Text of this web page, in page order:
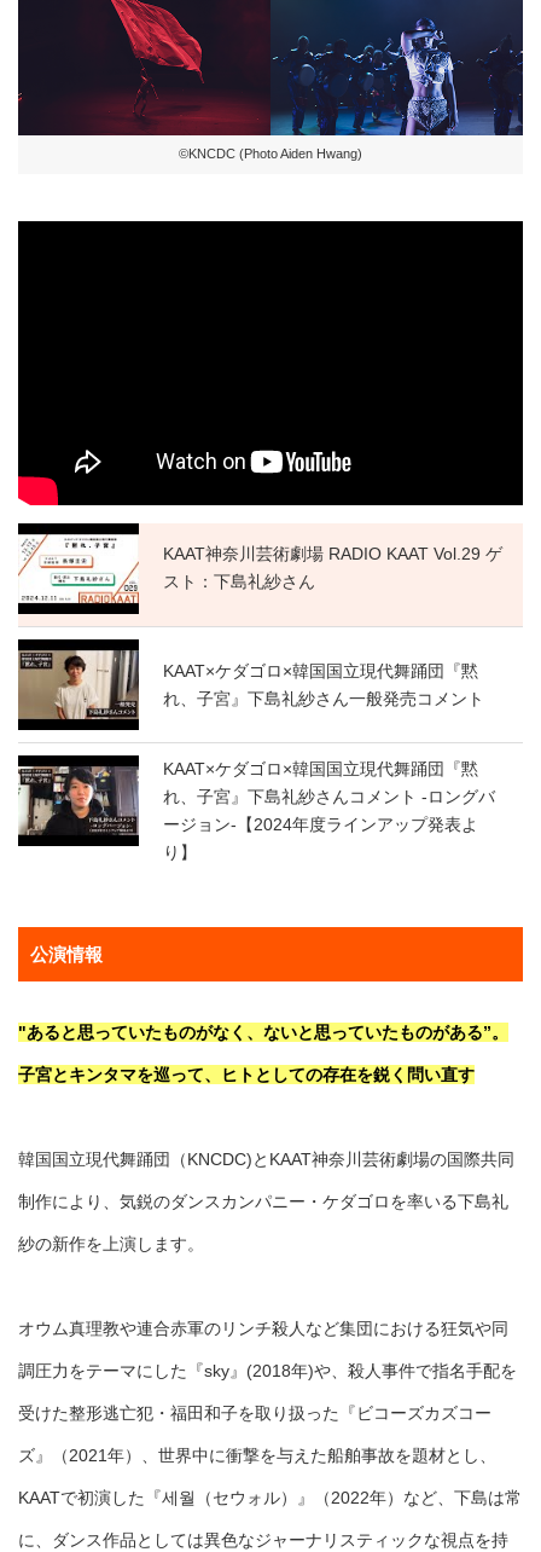
©KNCDC (Photo Aiden Hwang)
KAAT神奈川芸術劇場 RADIO KAAT Vol.29 ゲ
スト：下島礼紗さん
KAAT×ケダゴロ×韓国国立現代舞踊団『黙
れ、子宮』下島礼紗さん一般発売コメント
KAAT×ケダゴロ×韓国国立現代舞踊団『黙
れ、子宮』下島礼紗さんコメント -ロングバ
ージョン-【2024年度ラインアップ発表よ
り】
公演情報
"あると思っていたものがなく、ないと思っていたものがある”。
子宮とキンタマを巡って、ヒトとしての存在を鋭く問い直す
韓国国立現代舞踊団（KNCDC)とKAAT神奈川芸術劇場の国際共同
制作により、気鋭のダンスカンパニー・ケダゴロを率いる下島礼
紗の新作を上演します。
オウム真理教や連合赤軍のリンチ殺人など集団における狂気や同
調圧力をテーマにした『sky』(2018年)や、殺人事件で指名手配を
受けた整形逃亡犯・福田和子を取り扱った『ビコーズカズコー
ズ』（2021年）、世界中に衝撃を与えた船舶事故を題材とし、
KAATで初演した『세월（セウォル）』（2022年）など、下島は常
に、ダンス作品としては異色なジャーナリスティックな視点を持